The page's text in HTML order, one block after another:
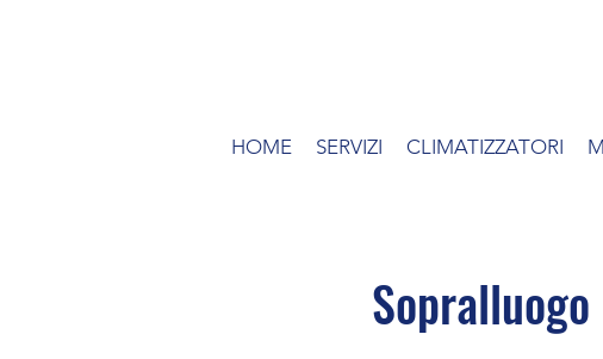
HOME SERVIZI CLIMATIZZATORI
Sopralluogo